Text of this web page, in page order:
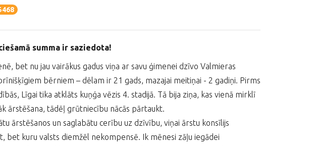
summa ir saziedota!
bet nu jau vairākus gadus viņa ar savu ģimenei dzīvo Valmieras
bērniem – dēlam ir 21 gads, mazajai meitiņai - 2 gadiņi. Pirms
Līgai tika atklāts kuņģa vēzis 4. stadijā. Tā bija ziņa, kas vienā mirklī
ārstēšana, tādēļ grūtniecību nācās pārtaukt.
ārstēšanos un saglabātu cerību uz dzīvību, viņai ārstu konsīlijs
bet kuru valsts diemžēl nekompensē. Ik mēnesi zāļu iegādei